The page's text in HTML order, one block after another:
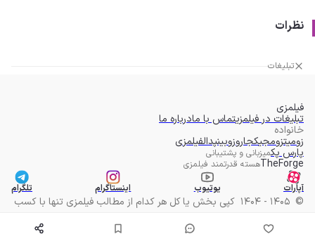
نظرات
تبلیغات
فیلمزی
تبلیغات در فیلمزیتماس با مادرباره ما
خانواده
زومیتزومجیکجاروزوبینپدالفیلمزی
پارس پکمیزبانی و پشتیبانی
TheForgeهسته قدرتمند فیلمزی
آپارات
یوتیوب اینستاگرام تلگرام
©
1405 - 1404
کپی بخش یا کل هر کدام از مطالب فیلمزی تنها با کسب